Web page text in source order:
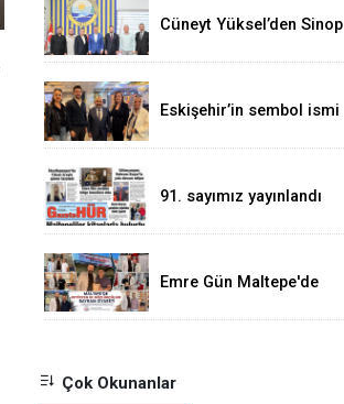
Cüneyt Yüksel’den Sinop
Eskişehir’in sembol ismi
91. sayımız yayınlandı
Emre Gün Maltepe'de
Çok Okunanlar